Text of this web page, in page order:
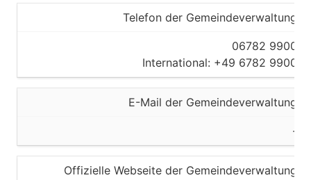
Telefon der Gemeindeverwaltung
06782 9900
International: +49 6782 9900
E-Mail der Gemeindeverwaltung
-
Offizielle Webseite der Gemeindeverwaltung